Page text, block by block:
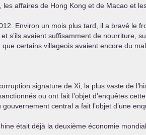
affaires de Hong Kong et de Macao et
Environ un mois plus tard, il a bravé le
s’ils avaient suffisamment de nourriture,
certains villageois avaient encore du
signature de Xi, la plus vaste de
ou ont fait l’objet d’enquêtes
central a fait l’objet d’une
était déjà la deuxième économie